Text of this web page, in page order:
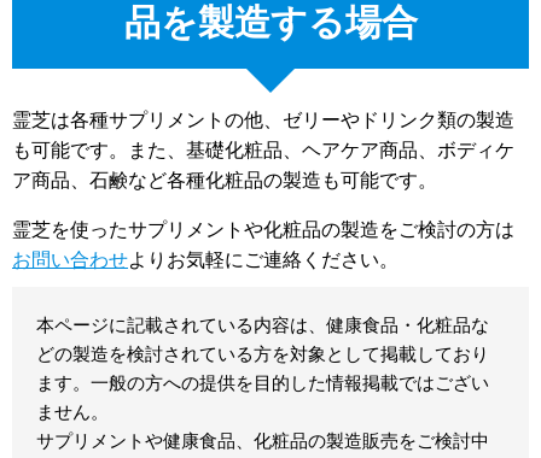
品を製造する場合
霊芝は各種サプリメントの他、ゼリーやドリンク類の製造
も可能です。また、基礎化粧品、ヘアケア商品、ボディケ
ア商品、石鹸など各種化粧品の製造も可能です。
霊芝を使ったサプリメントや化粧品の製造をご検討の方は
お問い合わせよりお気軽にご連絡ください。
本ページに記載されている内容は、健康食品・化粧品な
どの製造を検討されている方を対象として掲載しており
ます。一般の方への提供を目的した情報掲載ではござい
ません。
サプリメントや健康食品、化粧品の製造販売をご検討中